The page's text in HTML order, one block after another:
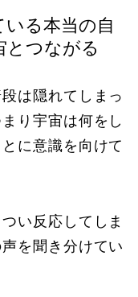
る本当の自
とつながる
は隠れてしまっ
り宇宙は何をし
に意識を向けて
い反応してしま
を聞き分けてい